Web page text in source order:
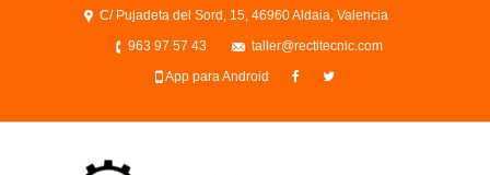
C/ Pujadeta del Sord, 15, 46960 Aldaia, Valencia
963 97 57 43
taller@rectitecnic.com
App para Android